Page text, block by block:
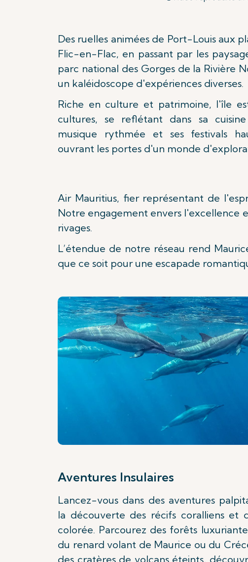
Des ruelles animées de Port-Louis aux
Flic-en-Flac, en passant par les
parc national des Gorges de la Rivière
un kaléidoscope d'expériences diverses.
Riche en culture et patrimoine, l'île
cultures, se reflétant dans sa cuisine
musique rythmée et ses festivals
ouvrant les portes d'un monde
Air Mauritius, fier représentant de
Notre engagement envers l'excellence
rivages.
L’étendue de notre réseau rend
que ce soit pour une escapade
Aventures Insulaires
Lancez-vous dans des aventures
la découverte des récifs coralliens et
colorée. Parcourez des forêts
du renard volant de Maurice ou du
des cratères de volcans éteints,